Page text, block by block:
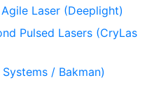
Laser (Deeplight)
Pulsed Lasers (CryLas
/ Bakman)